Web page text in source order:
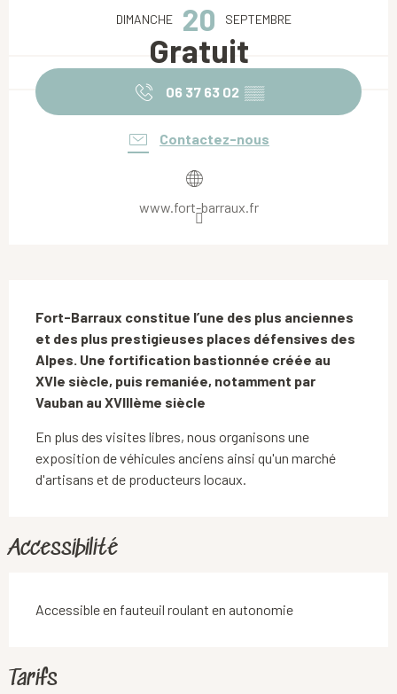
DIMANCHE 20 SEPTEMBRE
Gratuit
06 37 63 02 ▒▒
Contactez-nous
www.fort-barraux.fr
Fort-Barraux constitue l’une des plus anciennes
et des plus prestigieuses places défensives des
Alpes. Une fortification bastionnée créée au
XVIe siècle, puis remaniée, notamment par
Vauban au XVIIIème siècle
En plus des visites libres, nous organisons une
exposition de véhicules anciens ainsi qu'un marché
d'artisans et de producteurs locaux.
Accessibilité
Accessible en fauteuil roulant en autonomie
Tarifs